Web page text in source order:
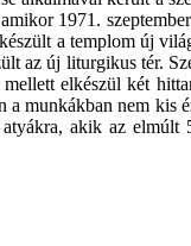
1971.
a templom új
az új liturgikus tér.
elkészül két
munkákban nem kis
akik az